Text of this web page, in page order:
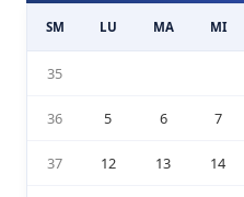
SM LU MA MI
35
36 5 6 7
37 12 13 14